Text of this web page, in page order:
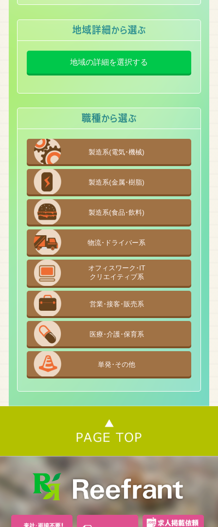
地域の詳細を選択する
製造系(電気･機械)
製造系(金属･樹脂)
製造系(食品･飲料)
物流･ドライバー系
オフィスワーク･IT
クリエイティブ系
営業･接客･販売系
医療･介護･保育系
単発･その他